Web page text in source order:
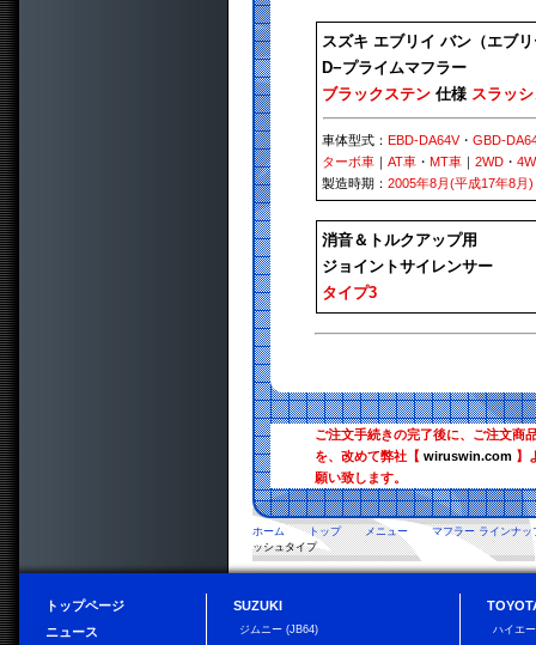
スズキ エブリイ バン（エブ
D−プライムマフラー
ブラックステン 仕様 スラッ
車体型式：EBD-DA64V・GBD-
ターボ車 ｜AT車 ・MT車 ｜2WD ・
製造時期：2005年8月(平成17年8月)
消音＆トルクアップ用
ジョイントサイレンサー
タイプ3
ご注文手続きの完了後に、ご注文商
を、改めて弊社【wiruswin.com 】
願い致します。
ホーム トップ メニュー
マフラー ラインナッ
ッシュタイプ
トップページ
ニュース
SUZUKI
ジムニー (JB64)
ハイエ